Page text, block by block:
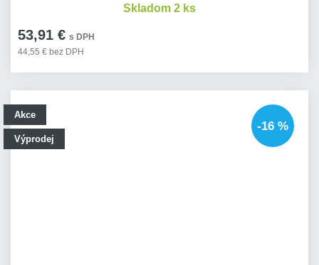
53,91 € s DPH
44,55 € bez DPH
Skladom 2 ks
Akce
Výprodej
-16 %